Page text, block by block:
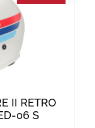
II RETRO
06 S